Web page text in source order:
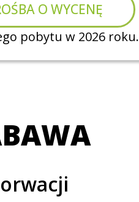
O WYCENĘ
pobytu w 2026 roku.